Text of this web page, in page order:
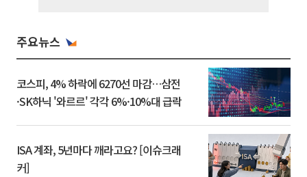
주요뉴스
코스피, 4% 하락에 6270선 마감…삼전
·SK하닉 '와르르' 각각 6%·10%대 급락
ISA 계좌, 5년마다 깨라고요? [이슈크래
커]